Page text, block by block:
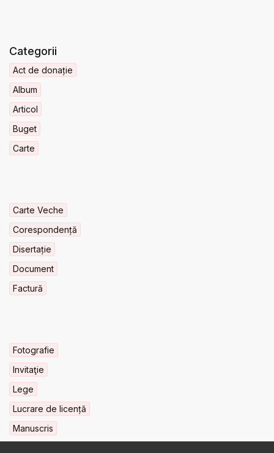
Categorii
Act de donație
Album
Articol
Buget
Carte
Carte Veche
Corespondență
Disertație
Document
Factură
Fotografie
Invitaţie
Lege
Lucrare de licență
Manuscris